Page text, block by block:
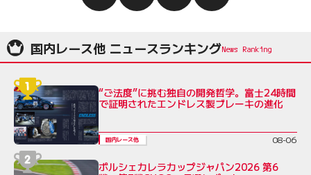
国内レース他 ニュースランキング
“ご法度”に挑む独自の開発哲学。富士24時間
で証明されたエンドレス製ブレーキの進化
国内レース他 08-06
ポルシェカレラカップジャパン2026 第6